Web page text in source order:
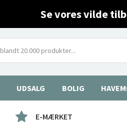
Se vores vilde
UDSALG BOLIG
E-MÆRKET